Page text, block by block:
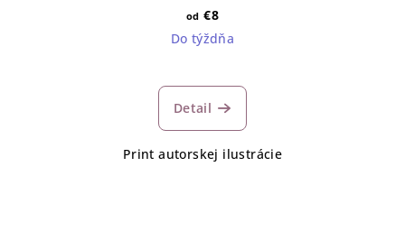
od €8
Do týždňa
Detail
Print autorskej ilustrácie